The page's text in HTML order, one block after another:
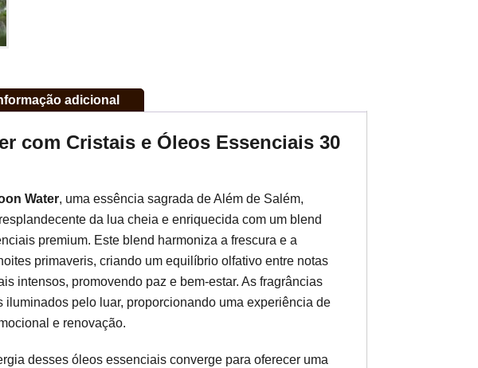
adicional
com Cristais e Óleos Essenciais 30
Water, uma essência sagrada de Além de Salém,
da lua cheia e enriquecida com um blend
premium. Este blend harmoniza a frescura e a
primaveris, criando um equilíbrio olfativo entre notas
intensos, promovendo paz e bem-estar. As fragrâncias
iluminados pelo luar, proporcionando uma experiência de
e renovação.
desses óleos essenciais converge para oferecer uma